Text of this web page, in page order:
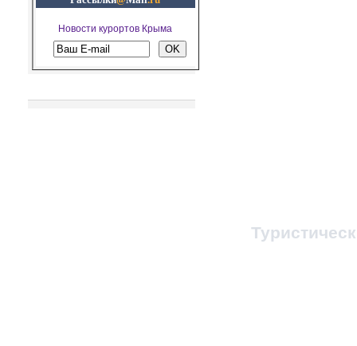
Новости курортов Крыма